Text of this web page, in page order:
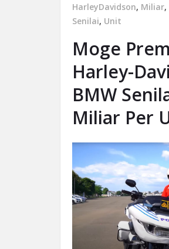
HarleyDavidson, Miliar,
Senilai, Unit
Moge
Harley-
BMW
Miliar Per